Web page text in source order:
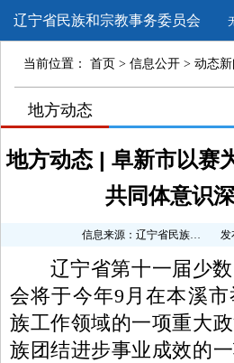
辽宁省民族和宗教事务委员会
当前位置： 首页 > 信息公开 > 动态新
>>>
地方动态
地方动态 | 阜新市以赛
共同体意识
信息来源：辽宁省民族和宗教事务委员会
辽宁省第十一届少数
会将于今年9月在本溪
族工作领域的一项重大
族团结进步事业成效的一